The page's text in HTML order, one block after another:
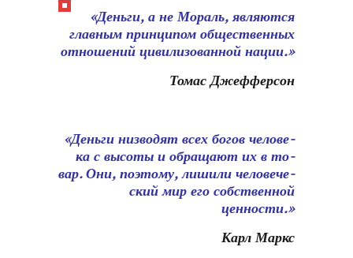
«Деньги, а не Мораль, являются
главным принципом общественных
отношений цивилизованной нации.»
Томас Джефферсон
«День­ги низ­во­дят всех бо­гов че­ло­ве­
ка с вы­со­ты и об­ра­ща­ют их в то­
вар. Они, по­это­му, ли­ши­ли че­ло­ве­че­
ский мир его соб­ст­вен­ной
ценности.»
Карл Маркс